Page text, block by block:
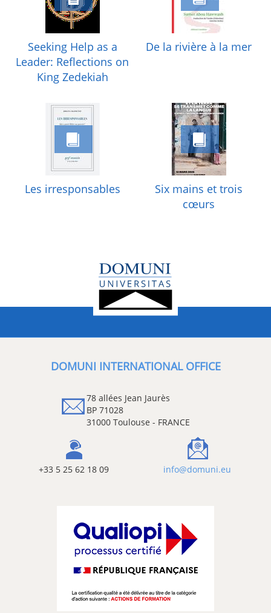
Seeking Help as a
Leader: Reflections on
King Zedekiah
De la rivière à la mer
Les irresponsables
Six mains et trois
cœurs
DOMUNI INTERNATIONAL OFFICE
78 allées Jean Jaurès
BP 71028
31000 Toulouse - FRANCE
+33 5 25 62 18 09 info@domuni.eu